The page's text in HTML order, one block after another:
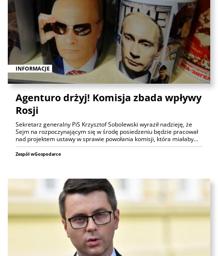
INFORMACJE
Agenturo drżyj! Komisja zbada wpływy
Rosji
Sekretarz generalny PiS Krzysztof Sobolewski wyraził nadzieję, że
Sejm na rozpoczynającym się w środę posiedzeniu będzie pracował
nad projektem ustawy w sprawie powołania komisji, która miałaby…
Zespół wGospodarce